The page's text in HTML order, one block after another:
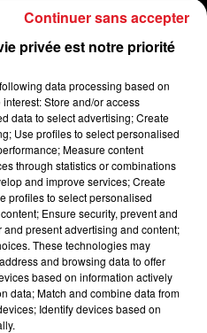
privée est notre priorité
data processing based on
Store and/or access
data to select advertising; Create
Use profiles to select personalised
Measure content
through statistics or combinations
and improve services; Create
profiles to select personalised
Ensure security, prevent and
present advertising and content;
These technologies may
and browsing data to offer
based on information actively
data; Match and combine data from
Identify devices based on
Continuer sans accepter